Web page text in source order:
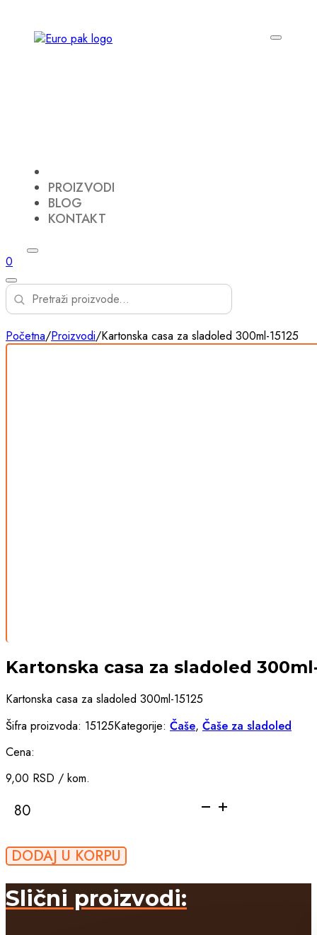
PROIZVODI
BLOG
KONTAKT
0
Početna/Proizvodi/Kartonska casa za sladoled 300ml-15125
Kartonska casa za sladoled 300ml-
Kartonska casa za sladoled 300ml-15125
Šifra proizvoda: 15125Kategorije: Čaše, Čaše za sladoled
Cena:
9,00 RSD / kom.
Kartonska
casa
sladoled
300ml-
15125
količina
DODAJ U KORPU
Slični proizvodi: